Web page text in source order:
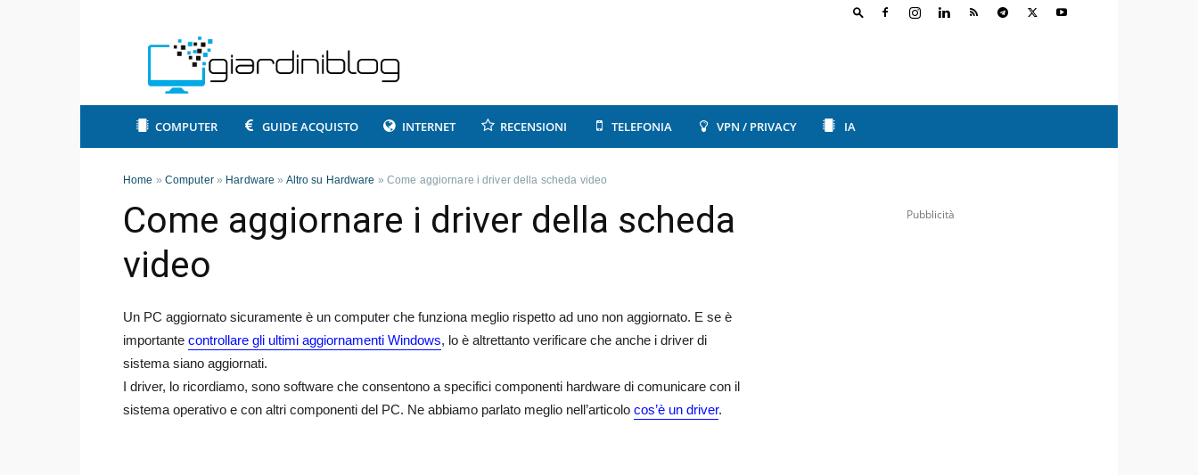
COMPUTER GUIDE ACQUISTO INTERNET RECENSIONI TELEFONIA VPN / PRIVACY IA
Home » Computer» Hardware » Altro su Hardware » Come aggiornare i driver della scheda video
Come aggiornare i driver della scheda
video
Un PC aggiornato sicuramente è un computer che funziona meglio rispetto ad uno non aggiornato. E se è
importante controllare gli ultimi aggiornamenti Windows, lo è altrettanto verificare che anche i driver di
sistema siano aggiornati.
I driver, lo ricordiamo, sono software che consentono a specifici componenti hardware di comunicare con il
sistema operativo e con altri componenti del PC. Ne abbiamo parlato meglio nell’articolo cos’è un driver.
Pubblicità